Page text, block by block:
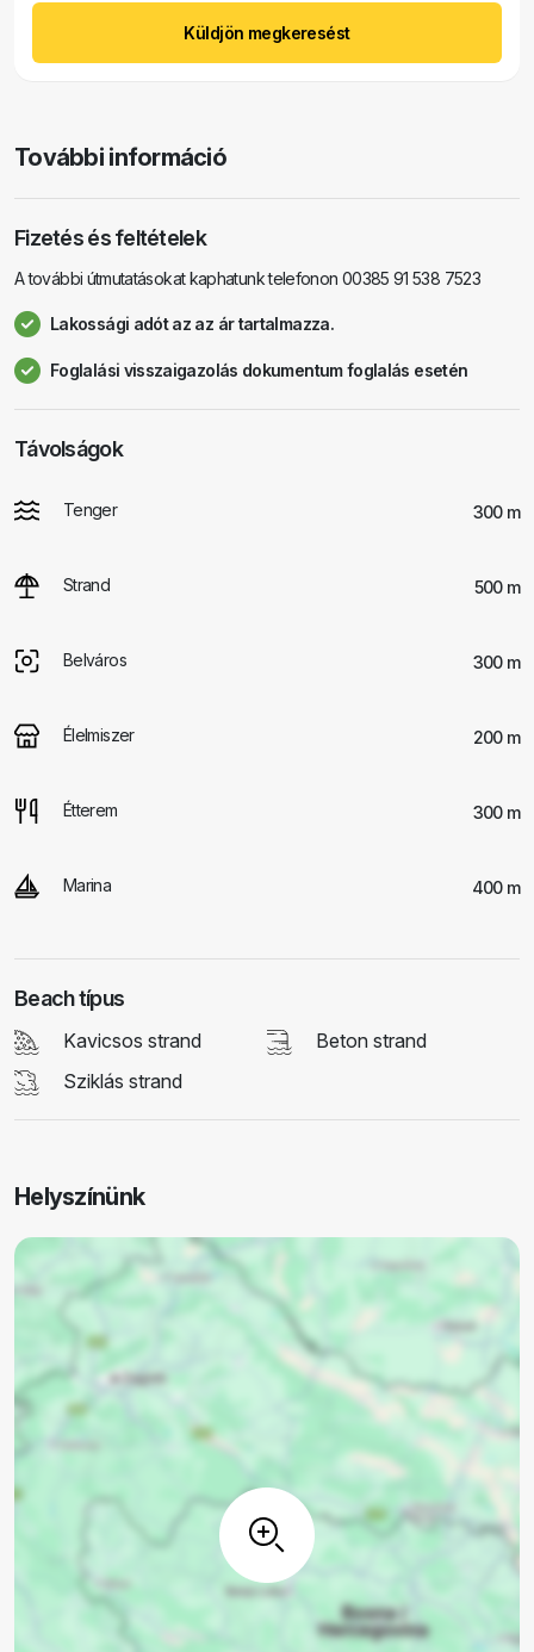
Küldjön megkeresést
További információ
Fizetés és feltételek
A további útmutatásokat kaphatunk telefonon 00385 91 538 7523
Lakossági adót az az ár tartalmazza.
Foglalási visszaigazolás dokumentum foglalás esetén
Távolságok
Tenger 300 m
Strand 500 m
Belváros 300 m
Élelmiszer 200 m
Étterem 300 m
Marina 400 m
Beach típus
Kavicsos strand
Beton strand
Sziklás strand
Helyszínünk